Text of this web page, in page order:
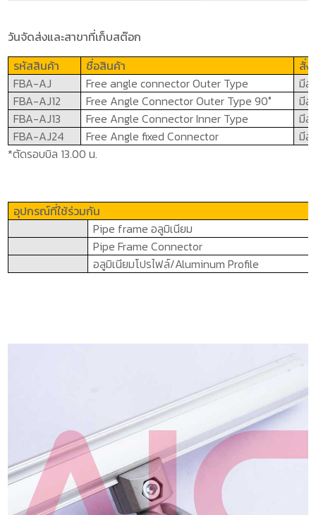
วันจัดส่งและสาขาที่เก็บสต๊อก
รหัสสินค้า
ชื่อสินค้า
สั่ง
FBA-AJ
Free angle connector Outer Type
มีส
FBA-AJ12
Free Angle Connector Outer Type 90°
มีส
FBA-AJ13
Free Angle Connector Inner Type
มีส
FBA-AJ24
Free Angle fixed Connector
มีส
*ตัดรอบบิล 13.00 น.
อุปกรณ์ที่ใช้ร่วมกัน
Pipe frameอลูมิเนียม
Pipe Frame Connector
อลูมิเนียมโปรไฟล์/Aluminum Profile